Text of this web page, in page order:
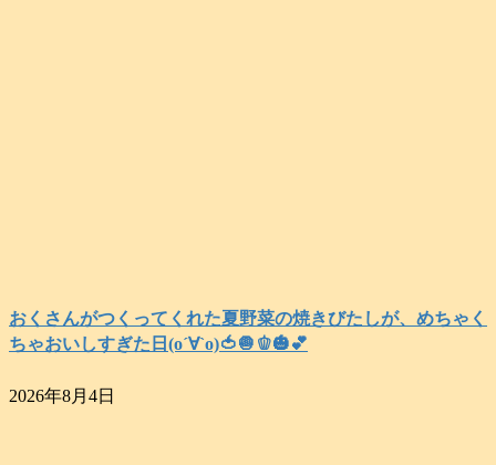
おくさんがつくってくれた夏野菜の焼きびたしが、めちゃく
ちゃおいしすぎた日(о´∀`о)🍅🧅🫑🎃💕
2026年8月4日